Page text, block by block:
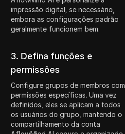
impressão digital, se necessário,
embora as configurações padrão
geralmente funcionem bem.
3. Defina funções e
permissões
Configure grupos de membros com
permissões específicas. Uma vez
definidos, eles se aplicam a todos
os usuários do grupo, mantendo o
compartilhamento da conta